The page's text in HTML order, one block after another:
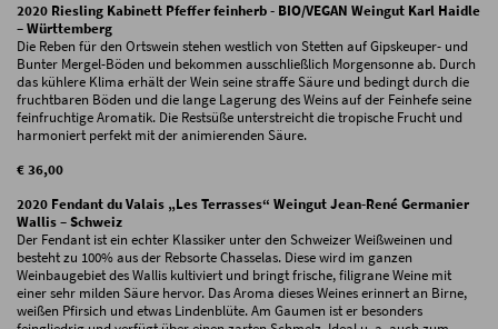
2020 Riesling Kabinett Pfeffer feinherb - BIO/VEGAN Weingut Karl Haidle
– Württemberg
Die Reben für den Ortswein stehen westlich von Stetten auf Gipskeuper- und
Bunter Mergel-Böden und bekommen ausschließlich Morgensonne ab. Durch
das kühlere Klima erhält der Wein seine straffe Säure und bedingt durch die
fruchtbaren Böden und die lange Lagerung des Weins auf der Feinhefe seine
feinfruchtige Aromatik. Die Restsüße unterstreicht die tropische Frucht und
harmoniert perfekt mit der animierenden Säure.
€ 36,00
2020 Fendant du Valais „Les Terrasses“ Weingut Jean-René Germanier
Wallis – Schweiz
Der Fendant ist ein echter Klassiker unter den Schweizer Weißweinen und
besteht zu 100% aus der Rebsorte Chasselas. Diese wird im ganzen
Weinbaugebiet des Wallis kultiviert und bringt frische, filigrane Weine mit
einer sehr milden Säure hervor. Das Aroma dieses Weines erinnert an Birne,
weißen Pfirsich und etwas Lindenblüte. Am Gaumen ist er besonders